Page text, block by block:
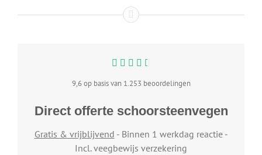
9,6 op basis van 1.253 beoordelingen
Direct offerte schoorsteenvegen
Gratis & vrijblijvend - Binnen 1 werkdag reactie -
Incl. veegbewijs verzekering